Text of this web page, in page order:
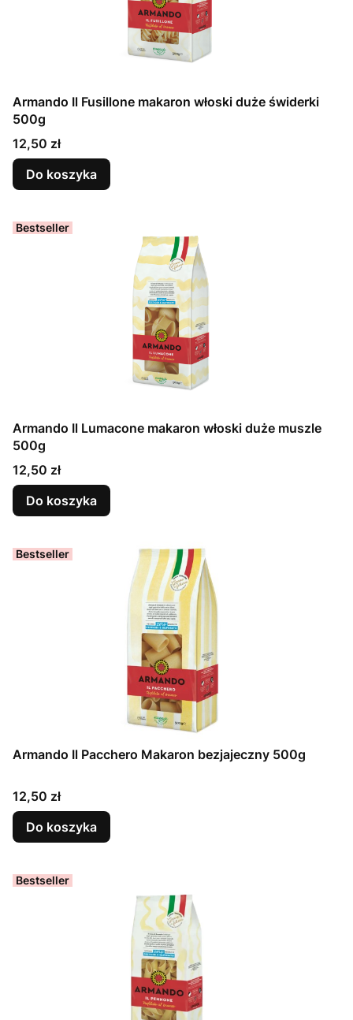
Armando Il Fusillone makaron włoski duże świderki
500g
Cena
12,50 zł
Do koszyka
Bestseller
Armando Il Lumacone makaron włoski duże muszle
500g
Cena
12,50 zł
Do koszyka
Bestseller
Armando Il Pacchero Makaron bezjajeczny 500g
Cena
12,50 zł
Do koszyka
Bestseller